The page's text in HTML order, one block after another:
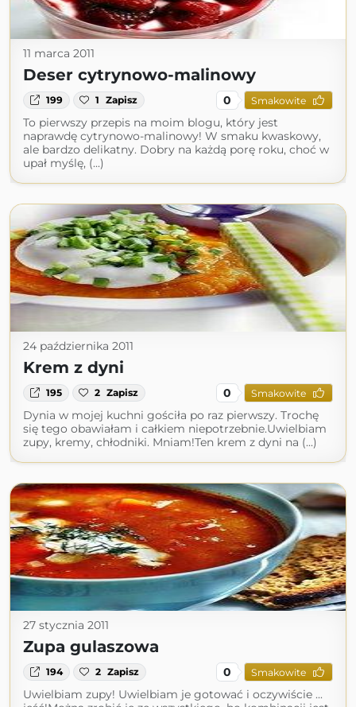
11 marca 2011
Deser cytrynowo-malinowy
199 1 Zapisz 0 Smakowite
To pierwszy przepis na moim blogu, który jest
naprawdę cytrynowo-malinowy! W smaku kwaskowy,
ale bardzo delikatny. Dobry na każdą porę roku, choć w
upał myślę, (...)
24 października 2011
Krem z dyni
195 2 Zapisz 0 Smakowite
Dynia w mojej kuchni gościła po raz pierwszy. Trochę
się tego obawiałam i całkiem niepotrzebnie.Uwielbiam
zupy, kremy, chłodniki. Mniam!Ten krem z dyni na (...)
27 stycznia 2011
Zupa gulaszowa
194 2 Zapisz 0 Smakowite
Uwielbiam zupy! Uwielbiam je gotować i oczywiście ...